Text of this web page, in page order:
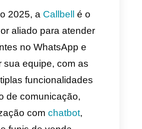
configuração
tão forte em atendimento
ou suporte técnico.